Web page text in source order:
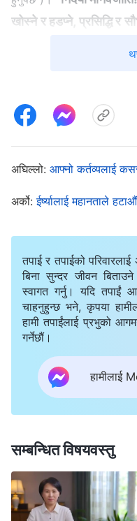
खोस्ने र हडप्ने, प्रसिद्धि र
बोल्‍नुभएको भए तापनि
जीविकोपार्जनको, भविष्य,
परमेश्‍वरको खातिर काम
छन्। आफ्नै रुचिहरूबाट
काम। दुष्‍टहरूलाई निश्‍चय नै
मेरो हृदय छेडे। परमेश्‍वरले
कुरूपता, ख्याति र
प्रकट गर्नुभयो—मेरो
मामिलामा मैले के प्रकट
रूपमा रहेको मेरो पदलाई
कामलाई अवहेलना गरेको
मेरो पदलाई गुमाउनेछु भन्‍ने
सिस्टर झाङको लागि
हर कारण देखाएँ। मैले निर्णय
कार्यमा अगुवाइ गरेँ। मैले
अघिल्लो: आफ्‍नो कर्तव्यलाई
अर्को:ईर्ष्यालाई महानताले हटाऔं
तपाई र तपाईको
बिना सुन्दर जीवन
स्वागत गर्नु। यदि तपाईं
चाहनुहुन्छ भने, कृपया
हामी तपाईंलाई प्रभुको
गर्नेछौं।
हामीलाई
सम्बन्धित विषयवस्तु